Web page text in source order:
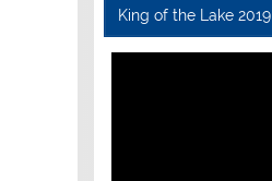
King of the Lake 2019
Video-